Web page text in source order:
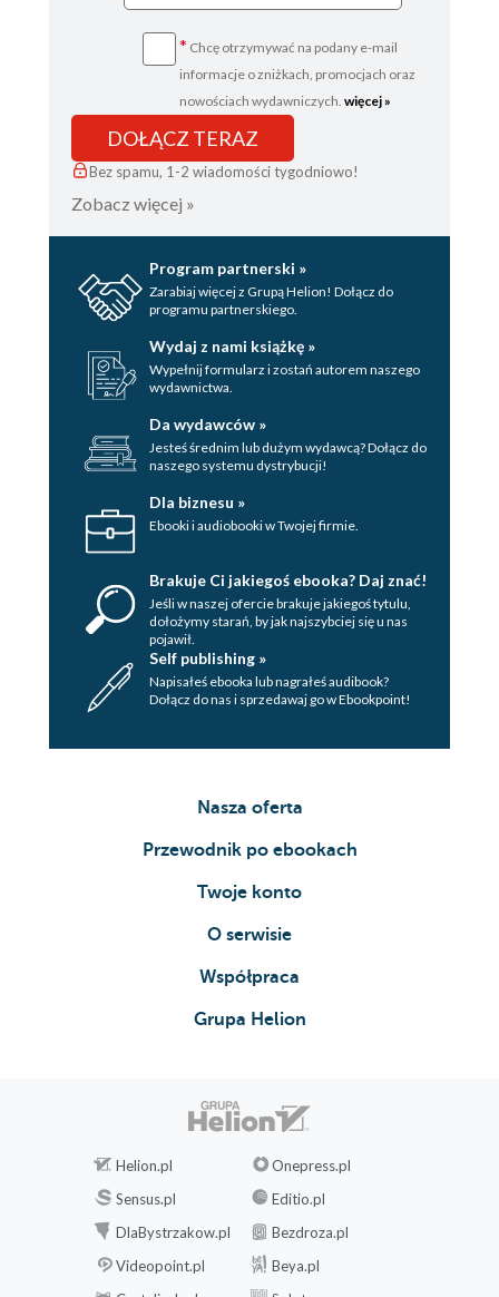
* Chcę otrzymywać na podany e-mail
informacje o zniżkach, promocjach oraz
nowościach wydawniczych. więcej »
DOŁĄCZ TERAZ
Bez spamu, 1-2 wiadomości tygodniowo!
Zobacz więcej »
Program partnerski »
Zarabiaj więcej z Grupą Helion! Dołącz do
programu partnerskiego.
Wydaj z nami książkę »
Wypełnij formularz i zostań autorem naszego
wydawnictwa.
Da wydawców »
Jesteś średnim lub dużym wydawcą? Dołącz do
naszego systemu dystrybucji!
Dla biznesu »
Ebooki i audiobooki w Twojej firmie.
Brakuje Ci jakiegoś ebooka? Daj znać!
Jeśli w naszej ofercie brakuje jakiegoś tytulu,
dołożymy starań, by jak najszybciej się u nas
pojawił.
Self publishing »
Napisałeś ebooka lub nagrałeś audibook?
Dołącz do nas i sprzedawaj go w Ebookpoint!
Nasza oferta
Przewodnik po ebookach
Twoje konto
O serwisie
Współpraca
Grupa Helion
Helion.pl
Onepress.pl
Sensus.pl
Editio.pl
DlaBystrzakow.pl
Bezdroza.pl
Videopoint.pl
Beya.pl